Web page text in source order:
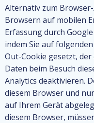
Alternativ zum
Browsern auf mobilen
Erfassung durch
indem Sie auf
Out-Cookie gesetzt,
Daten beim Besuch
Analytics deaktivieren.
diesem Browser und
auf Ihrem Gerät
diesem Browser,